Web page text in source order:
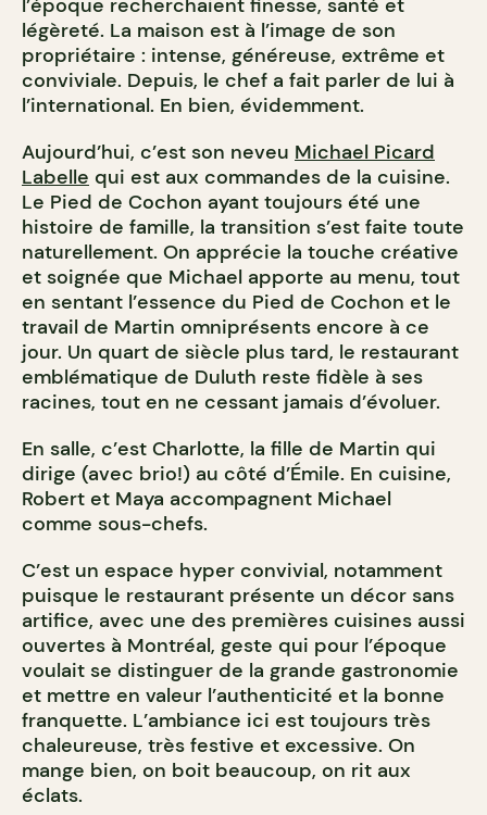
l’époque recherchaient finesse, santé et
légèreté. La maison est à l’image de son
propriétaire : intense, généreuse, extrême et
conviviale. Depuis, le chef a fait parler de lui à
l’international. En bien, évidemment.
Aujourd’hui, c’est son neveu Michael Picard
Labelle qui est aux commandes de la cuisine.
Le Pied de Cochon ayant toujours été une
histoire de famille, la transition s’est faite toute
naturellement. On apprécie la touche créative
et soignée que Michael apporte au menu, tout
en sentant l’essence du Pied de Cochon et le
travail de Martin omniprésents encore à ce
jour. Un quart de siècle plus tard, le restaurant
emblématique de Duluth reste fidèle à ses
racines, tout en ne cessant jamais d’évoluer.
En salle, c’est Charlotte, la fille de Martin qui
dirige (avec brio!) au côté d’Émile. En cuisine,
Robert et Maya accompagnent Michael
comme sous-chefs.
C’est un espace hyper convivial, notamment
puisque le restaurant présente un décor sans
artifice, avec une des premières cuisines aussi
ouvertes à Montréal, geste qui pour l’époque
voulait se distinguer de la grande gastronomie
et mettre en valeur l’authenticité et la bonne
franquette. L’ambiance ici est toujours très
chaleureuse, très festive et excessive. On
mange bien, on boit beaucoup, on rit aux
éclats.